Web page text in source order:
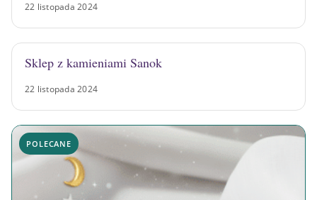
22 listopada 2024
Sklep z kamieniami Sanok
22 listopada 2024
POLECANE